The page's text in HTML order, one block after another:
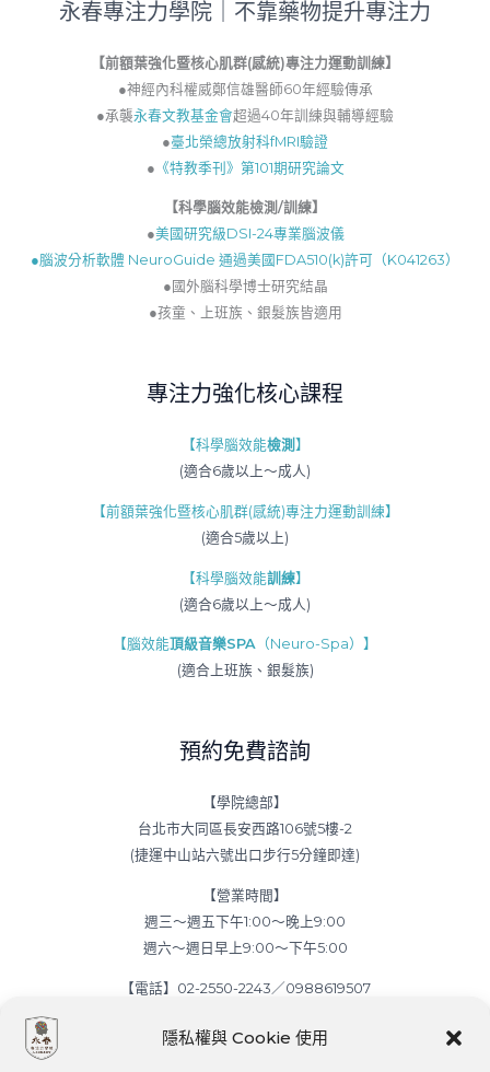
隱私權與 Cookie 使用
永春專注力學院｜不靠藥物提升專注力
【前額葉強化暨核心肌群(感統)專注力運動訓練】
●神經內科權威鄭信雄醫師60年經驗傳承
●承襲永春文教基金會超過40年訓練與輔導經驗
●臺北榮總放射科fMRI驗證
● 《特教季刊》第101期研究論文
【科學腦效能檢測/訓練】
●美國研究級DSI-24專業腦波儀
●腦波分析軟體 NeuroGuide 通過美國FDA510(k)許可（K041263）
●國外腦科學博士研究結晶
●孩童、上班族、銀髮族皆適用
專注力強化核心課程
【科學腦效能檢測 】
(適合6歲以上～成人)
【前額葉強化暨核心肌群(感統)專注力運動訓練】
(適合5歲以上)
【科學腦效能訓練】
(適合6歲以上～成人)
【腦效能頂級音樂SPA （Neuro-Spa）】
(適合上班族、銀髮族)
預約免費諮詢
【學院總部】
台北市大同區長安西路106號5樓-2
(捷運中山站六號出口步行5分鐘即達)
【營業時間】
週三～週五下午1:00～晚上9:00
週六～週日早上9:00～下午5:00
【電話】02-2550-2243／0988619507
【E-mail】everspring.foundation@gmail.com